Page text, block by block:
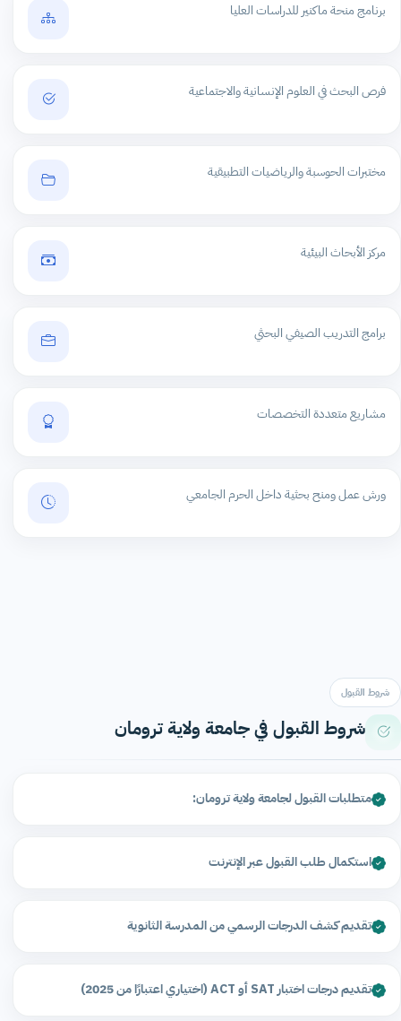
برنامج منحة ماكنير للدراسات العليا
فرص البحث في العلوم الإنسانية والاجتماعية
مختبرات الحوسبة والرياضيات التطبيقية
مركز الأبحاث البيئية
برامج التدريب الصيفي البحثي
مشاريع متعددة التخصصات
ورش عمل ومنح بحثية داخل الحرم الجامعي
شروط القبول
شروط القبول في جامعة ولاية ترومان
متطلبات القبول لجامعة ولاية ترومان:
استكمال طلب القبول عبر الإنترنت
تقديم كشف الدرجات الرسمي من المدرسة الثانوية
تقديم درجات اختبار SAT أو ACT (اختياري اعتبارًا من 2025)